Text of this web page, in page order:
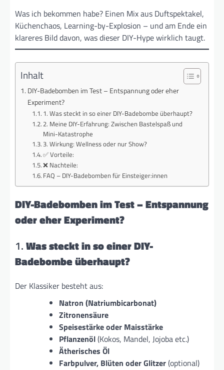
Was ich bekommen habe? Einen Mix aus Duftspektakel,
Küchenchaos, Learning-by-Explosion – und am Ende ein
klareres Bild davon, was dieser DIY-Hype wirklich taugt.
Inhalt
DIY-Badebomben im Test – Entspannung oder eher
Experiment?
1. Was steckt in so einer DIY-Badebombe überhaupt?
2. Meine DIY-Erfahrung: Zwischen Bastelspaß und
Mini-Katastrophe
3. Wirkung: Wellness oder nur Show?
✅ Vorteile:
❌ Nachteile:
FAQ – DIY-Badebomben für Einsteiger:innen
DIY-Badebomben im Test – Entspannung
oder eher Experiment?
1.Was steckt in so einer DIY-
Badebombe überhaupt?
Der Klassiker besteht aus:
Natron (Natriumbicarbonat)
Zitronensäure
Speisestärke oder Maisstärke
Pflanzenöl(Kokos, Mandel, Jojoba etc.)
Ätherisches Öl
Farbpulver, Blüten oder Glitzer(optional)